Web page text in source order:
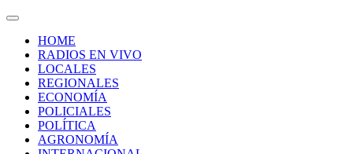
HOME
RADIOS EN VIVO
LOCALES
REGIONALES
ECONOMÍA
POLICIALES
POLÍTICA
AGRONOMÍA